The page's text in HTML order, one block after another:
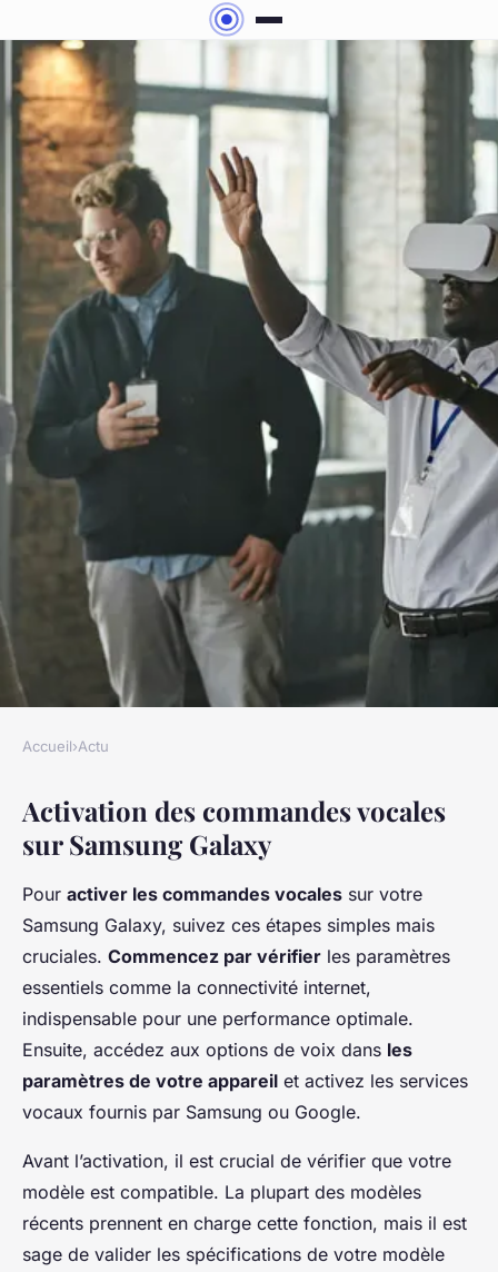
Samsung Galaxy : comment
utiliser la commande vocale ?
William•16 décembre 2024•5 min de lecture
Accueil›Actu
Activation des commandes vocales
sur Samsung Galaxy
Pour activer les commandes vocales sur votre
Samsung Galaxy, suivez ces étapes simples mais
cruciales. Commencez par vérifier les paramètres
essentiels comme la connectivité internet,
indispensable pour une performance optimale.
Ensuite, accédez aux options de voix dans les
paramètres de votre appareil et activez les services
vocaux fournis par Samsung ou Google.
Avant l’activation, il est crucial de vérifier que votre
modèle est compatible. La plupart des modèles
récents prennent en charge cette fonction, mais il est
sage de valider les spécifications de votre modèle